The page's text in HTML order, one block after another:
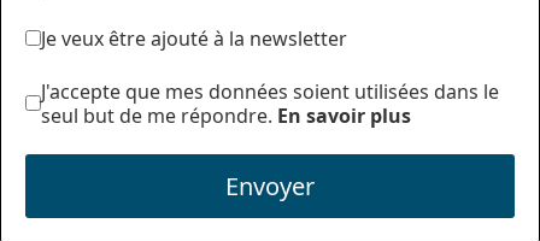
Je veux être ajouté à la newsletter
J'accepte que mes données soient utilisées dans le
seul but de me répondre. En savoir plus
Envoyer